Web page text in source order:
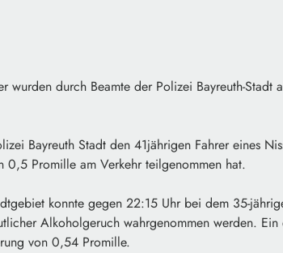
wurden durch Beamte der Polizei Bayreuth-Stadt
Bayreuth Stadt den 41jährigen Fahrer eines
0,5 Promille am Verkehr teilgenommen hat.
konnte gegen 22:15 Uhr bei dem 35-
Alkoholgeruch wahrgenommen werden.
von 0,54 Promille.